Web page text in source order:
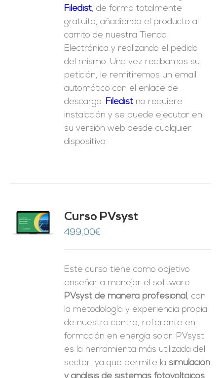
Filedist, de forma totalmente
gratuita, añadiendo el producto al
carrito de nuestra Tienda
Electrónica y realizando el pedido
del mismo. Una vez recibamos su
petición, le remitiremos un email
automático con el enlace de
descarga. Filedist no requiere
instalación y se puede ejecutar en
su versión web desde cualquier
dispositivo.
Curso PVsyst
499,00€
Este curso tiene como objetivo
enseñar a manejar el software
PVsyst de manera profesional, con
la metodología y experiencia propia
de nuestro centro, referente en
formación en energía solar. PVsyst
es la herramienta más utilizada del
sector, ya que permite la simulación